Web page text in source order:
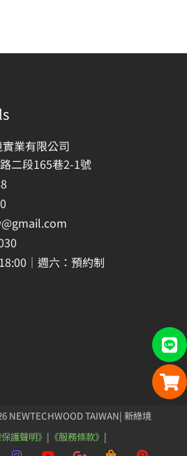
業有限公司
二段165巷2-1號
｜週六：預約制
NEWTECHWOOD TAIWAN| 新綠境
護聲明》 | 《服務條款》 |